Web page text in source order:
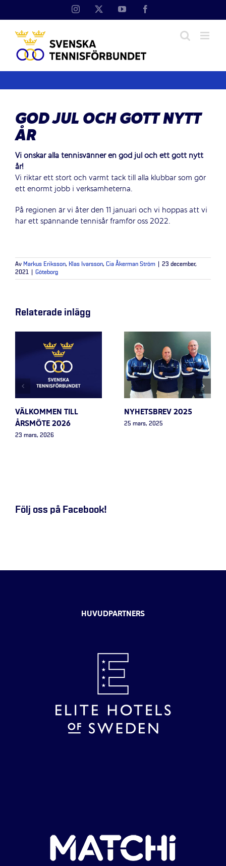
Instagram YouTube
GOD JUL OCH GOTT NYTT
ÅR
Vi önskar alla tennisvänner en god jul och ett gott nytt
år!
Vi riktar ett stort och varmt tack till alla klubbar som gör
ett enormt jobb i verksamheterna.
På regionen är vi åter den 11 januari och vi hoppas att vi
har ett spännande tennisår framför oss 2022.
Av Markus Eriksson, Klas Ivarsson, Cia Åkerman Ström
23 december,
2021
Göteborg
Relaterade inlägg
VÄLKOMMEN TILL
ÅRSMÖTE 2026
23 mars, 2026
NYHETSBREV 2025
25 mars, 2025
Följ oss på Facebook!
HUVUDPARTNERS